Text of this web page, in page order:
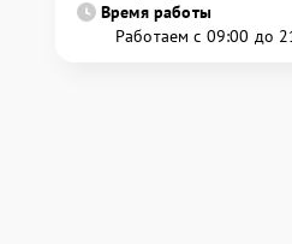
Время работы
Работаем с 09:00 до